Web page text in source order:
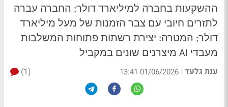
ההשקעות בחברה למיליארד דולר; החברה עברה
לתזרים חיובי עם צבר הזמנות של מעל מיליארד
דולר; המטרה: יצירת רשתות פתוחות המשלבות
מעבדי AI מיצרנים שונים במקביל
ענת גלעד |
01/06/2026 13:41
(1)